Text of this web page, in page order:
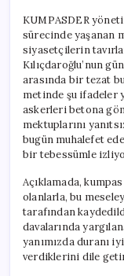
KUMPASDER
sürecinde yaşanan
siyasetçilerin
Kılıçdaroğlu’nun
arasında bir tezat
metinde şu ifadeler
askerleri betona
mektuplarını
bugün muhalefet
bir tebessümle
Açıklamada,
olanlarla, bu
tarafından
davalarında
yanımızda duranı
verdiklerini dile